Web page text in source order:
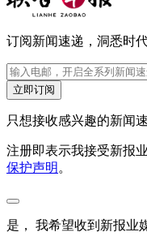
订阅新闻速递，洞悉时代
立即订阅
只想接收感兴趣的新闻
注册即表示我接受新报
保护声明 。
是， 我希望收到新报业